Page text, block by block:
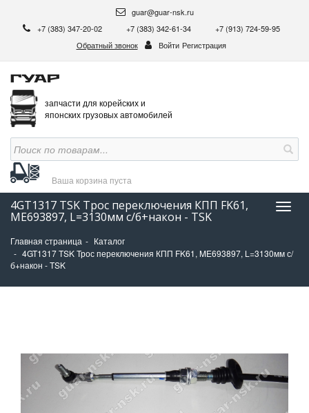
guar@guar-nsk.ru
+7 (383) 347-20-02
+7 (383) 342-61-34
+7 (913) 724-59-95
Обратный звонок
Войти Регистрация
запчасти для корейских и
японских грузовых автомобилей
Ваша корзина пуста
4GT1317 TSK Трос переключения КПП FK61,
ME693897, L=3130мм с/б+након - TSK
Главная страница
Каталог
4GT1317 TSK Трос переключения КПП FK61, ME693897, L=3130мм с/
б+након - TSK